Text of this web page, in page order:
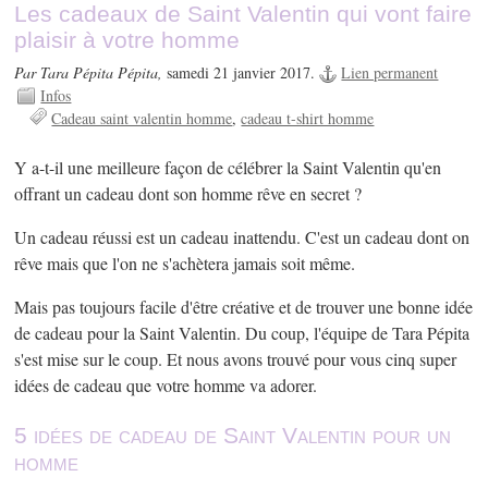
Les cadeaux de Saint Valentin qui vont faire
plaisir à votre homme
Par Tara Pépita Pépita,samedi 21 janvier 2017.
Lien permanent
Infos
Cadeau saint valentin homme cadeau t-shirt homme
Y a-t-il une meilleure façon de célébrer la Saint Valentin qu'en
offrant un cadeau dont son homme rêve en secret ?
Un cadeau réussi est un cadeau inattendu. C'est un cadeau dont on
rêve mais que l'on ne s'achètera jamais soit même.
Mais pas toujours facile d'être créative et de trouver une bonne idée
de cadeau pour la Saint Valentin. Du coup, l'équipe de Tara Pépita
s'est mise sur le coup. Et nous avons trouvé pour vous cinq super
idées de cadeau que votre homme va adorer.
5 idées de cadeau de Saint Valentin pour un
homme